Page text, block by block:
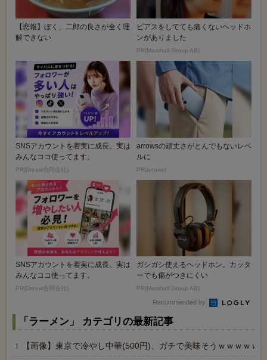
【悲報】ぼく、二郎の良さが全く理
解できない
ピアスをしてても痛くないヘッドホ
ンがありました
PR(Marshall Group AB)
SNSアカウントを着実に成長。実は
みんなココ使ってます。
PR(Dreaw合同会社)
arrowsの頑丈さがとんでもないレベ
ルに
PR(arrows)
SNSアカウントを着実に成長。実は
みんなココ使ってます。
PR(Dreaw合同会社)
ガシガシ使えるヘッドホン。カッタ
ーでも傷がつきにくい
PR(Marshall Group AB)
Recommended by
「ラーメン」 カテゴリの最新記事
【画像】東京で冷やし中華(500円)、ガチで美味そうｗｗｗｗｗｗ